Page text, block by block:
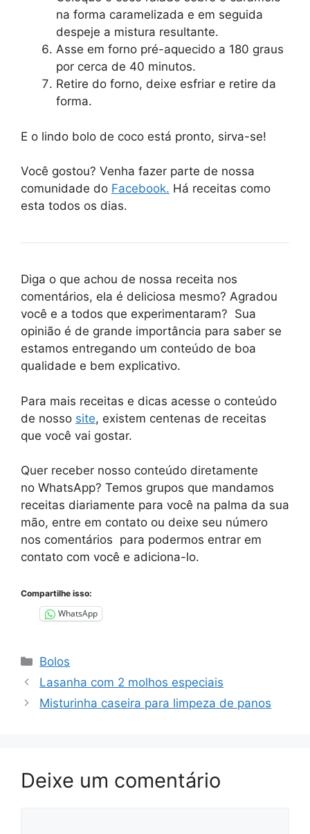
na forma caramelizada e em seguida
despeje a mistura resultante.
Asse em forno pré-aquecido a 180 graus
por cerca de 40 minutos.
Retire do forno, deixe esfriar e retire da
forma.
E o lindo bolo de coco está pronto, sirva-se!
Você gostou? Venha fazer parte de nossa
comunidade do Facebook. Há receitas como
esta todos os dias.
Diga o que achou de nossa receita nos
comentários, ela é deliciosa mesmo? Agradou
você e a todos que experimentaram? Sua
opinião é de grande importância para saber se
estamos entregando um conteúdo de boa
qualidade e bem explicativo.
Para mais receitas e dicas acesse o conteúdo
de nosso site, existem centenas de receitas
que você vai gostar.
Quer receber nosso conteúdo diretamente
no WhatsApp? Temos grupos que mandamos
receitas diariamente para você na palma da sua
mão, entre em contato ou deixe seu número
nos comentários para podermos entrar em
contato com você e adiciona-lo.
Compartilhe isso:
WhatsApp
Categorias
Bolos
Lasanha com 2 molhos especiais
Misturinha caseira para limpeza de panos
Deixe um comentário